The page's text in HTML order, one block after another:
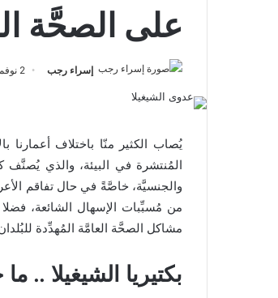
على الصحَّة
إسراء رجب 2 نوفمبر، 2024
يُصاب الكثير منّا باختلاف أعمارنا
المُنتشرة في البيئة، والذي
والجنسيَّة، خاصَّةً في حال تفاقم
من مُسبِّبات الإسهال الشائعة،
مشاكل الصحَّة العامَّة المُهدِّدة للبُلدان
بكتيريا الشيغيلا ..